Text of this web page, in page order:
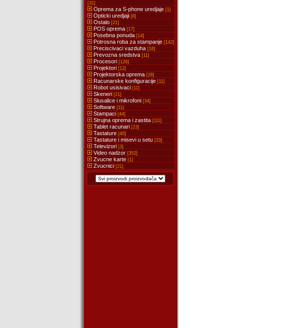
[31]
Oprema za S-phone uredjaje [1]
Opticki uredjaji [8]
Ostalo [21]
POS oprema [17]
Posebna ponuda [14]
Potrosna roba za stampanje [142]
Preciscivaci vazduha [16]
Prevozna sredstva [11]
Procesori [126]
Projektori [12]
Projektorska oprema [28]
Racunarske konfiguracije [11]
Robot usisivaci [11]
Skeneri [21]
Slusalice i mikrofoni [34]
Software [11]
Stampaci [44]
Strujna oprema i zastita [111]
Tablet racunari [23]
Tastature [40]
Tastature i misevi u setu [33]
Televizori [3]
Video nadzor [352]
Zvucne karte [1]
Zvucnici [21]